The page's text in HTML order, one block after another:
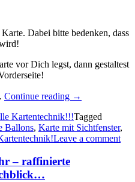
Dabei bitte bedenken, dass
vor Dich legst, dann gestaltest
Continue reading
„Tolle
–
die
Anleitung
→
Kartentechnik!!!Tagged
Ballons, Karte mit Sichtfenster,
Leave a comment
– raffinierte